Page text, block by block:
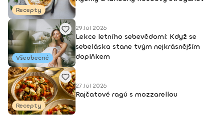
Recepty
Všeobecné
29 Júl 2026
Lekce letního sebevědomí: Když se
sebeláska stane tvým nejkrásnějším
doplňkem
Recepty
27 Júl 2026
Rajčatové ragú s mozzarellou